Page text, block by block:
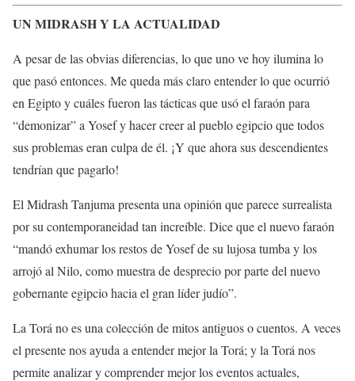
UN MIDRASH Y LA ACTUALIDAD
A pesar de las obvias diferencias, lo que uno ve hoy ilumina lo
que pasó entonces. Me queda más claro entender lo que ocurrió
en Egipto y cuáles fueron las tácticas que usó el faraón para
“demonizar” a Yosef y hacer creer al pueblo egipcio que todos
sus problemas eran culpa de él. ¡Y que ahora sus descendientes
tendrían que pagarlo!
El Midrash Tanjuma presenta una opinión que parece surrealista
por su contemporaneidad tan increíble. Dice que el nuevo faraón
“mandó exhumar los restos de Yosef de su lujosa tumba y los
arrojó al Nilo, como muestra de desprecio por parte del nuevo
gobernante egipcio hacia el gran líder judío”.
La Torá no es una colección de mitos antiguos o cuentos. A veces
el presente nos ayuda a entender mejor la Torá; y la Torá nos
permite analizar y comprender mejor los eventos actuales,